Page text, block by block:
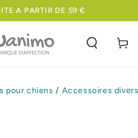
A PARTIR DE 59 €
Panier
pour chiens / Accessoires